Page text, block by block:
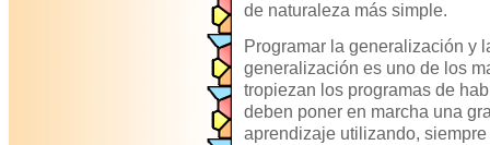
de naturaleza más simple.
Programar la generalización y
generalización es uno de los
tropiezan los programas de
deben poner en marcha una
aprendizaje utilizando,